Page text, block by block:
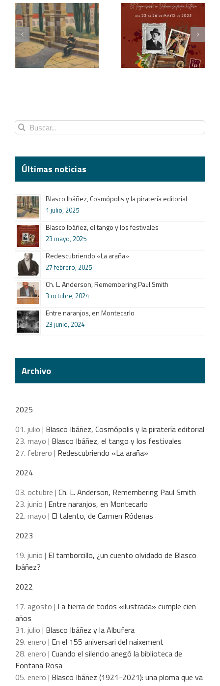
Blasco Ibáñez, el tango
y los festivales
Redescubriendo «La
araña»
Buscar:
Últimas noticias
Blasco Ibáñez, Cosmópolis y la piratería editorial
1 julio, 2025
Blasco Ibáñez, el tango y los festivales
23 mayo, 2025
Redescubriendo «La araña»
27 febrero, 2025
Ch. L. Anderson, Remembering Paul Smith
3 octubre, 2024
Entre naranjos, en Montecarlo
23 junio, 2024
Archivo
2025
01. julio | Blasco Ibáñez, Cosmópolis y la piratería editorial
23. mayo | Blasco Ibáñez, el tango y los festivales
27. febrero | Redescubriendo «La araña»
2024
03. octubre | Ch. L. Anderson, Remembering Paul Smith
23. junio | Entre naranjos, en Montecarlo
22. mayo | El talento, de Carmen Ródenas
2023
19. junio | El tamborcillo, ¿un cuento olvidado de Blasco
Ibáñez?
2022
17. agosto | La tierra de todos «ilustrada» cumple cien
años
31. julio | Blasco Ibáñez y la Albufera
29. enero | En el 155 aniversari del naixement
28. enero | Cuando el silencio anegó la biblioteca de
Fontana Rosa
05. enero | Blasco Ibáñez (1921-2021): una ploma que va